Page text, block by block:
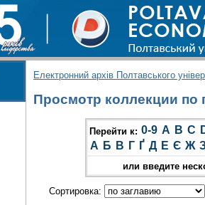
Електронний архів Полтавського
Просмотр коллекции по
Перейти к: 0-9 A B C
А Б В Г Ґ Д Е Є Ж
или введите
Сортировка: